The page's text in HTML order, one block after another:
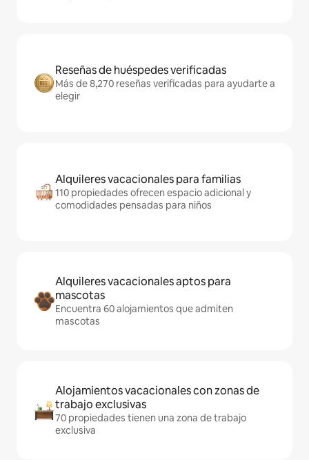
Reseñas de huéspedes verificadas
Más de 8,270 reseñas verificadas para ayudarte a
elegir
Alquileres vacacionales para familias
110 propiedades ofrecen espacio adicional y
comodidades pensadas para niños
Alquileres vacacionales aptos para
mascotas
Encuentra 60 alojamientos que admiten
mascotas
Alojamientos vacacionales con zonas de
trabajo exclusivas
70 propiedades tienen una zona de trabajo
exclusiva